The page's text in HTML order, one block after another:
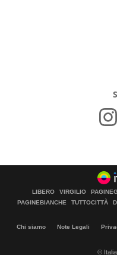
LIBERO VIRGILIO
PAGINEBIANCHE
TUTTOCITTÀ
Chi siamo Note Legali
©